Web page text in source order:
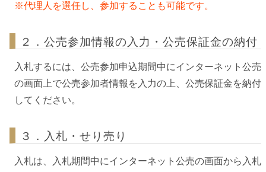
※代理人を選任し、参加することも可能です。
２．公売参加情報の入力・公売保証金の納付
入札するには、公売参加申込期間中にインターネット公売
の画面上で公売参加者情報を入力の上、公売保証金を納付
してください。
３．入札・せり売り
入札は、入札期間中にインターネット公売の画面から入札